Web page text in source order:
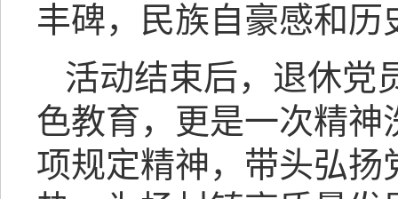
丰碑，民族自豪感和
活动结束后，退休党
色教育，更是一次精
项规定精神，带头弘